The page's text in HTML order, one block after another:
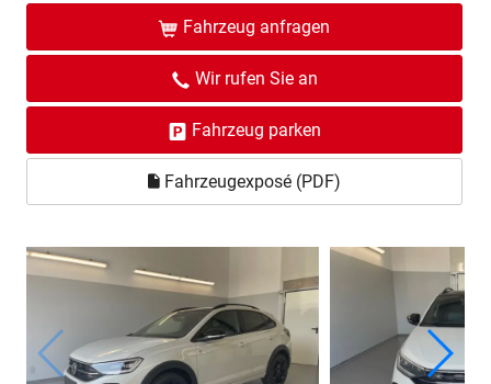
Fahrzeug anfragen
Wir rufen Sie an
Fahrzeug parken
Fahrzeugexposé (PDF)